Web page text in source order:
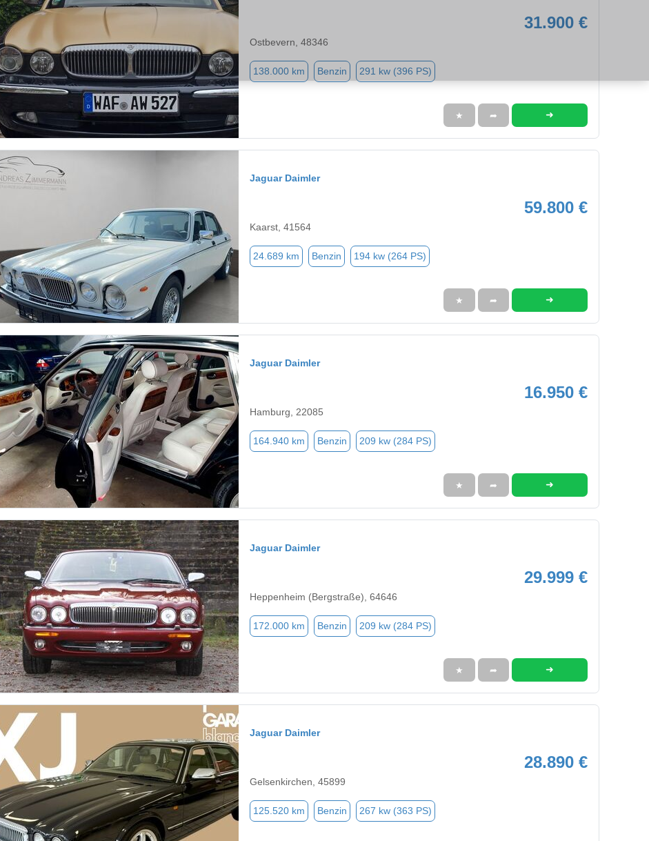
31.900 €
Ostbevern, 48346
138.000 km Benzin 291 kw (396 PS)
★ ➦ ➜
Jaguar Daimler
59.800 €
Kaarst, 41564
24.689 km Benzin 194 kw (264 PS)
★ ➦ ➜
Jaguar Daimler
16.950 €
Hamburg, 22085
164.940 km Benzin 209 kw (284 PS)
★ ➦ ➜
Jaguar Daimler
29.999 €
Heppenheim (Bergstraße), 64646
172.000 km Benzin 209 kw (284 PS)
★ ➦ ➜
Jaguar Daimler
28.890 €
Gelsenkirchen, 45899
125.520 km Benzin 267 kw (363 PS)